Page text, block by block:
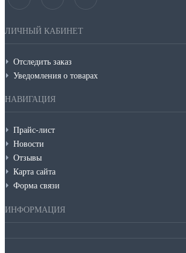
ЛИЧНЫЙ КАБИНЕТ
Отследить заказ
Уведомления о товарах
НАВИГАЦИЯ
Прайс-лист
Новости
Отзывы
Карта сайта
Форма связи
ИНФОРМАЦИЯ